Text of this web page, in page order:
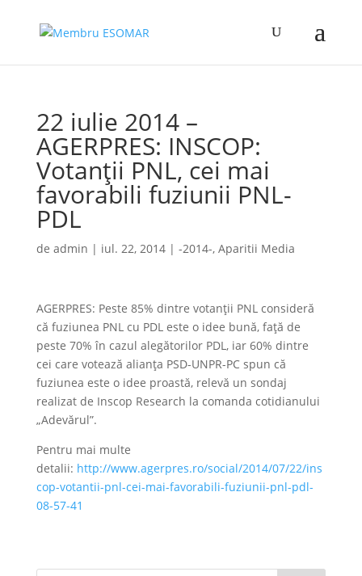
22 iulie 2014 –
AGERPRES: INSCOP:
Votanții PNL, cei mai
favorabili fuziunii PNL-
PDL
de admin | iul. 22, 2014| -2014-, Aparitii Media
AGERPRES: Peste 85% dintre votanții PNL consideră
că fuziunea PNL cu PDL este o idee bună, față de
peste 70% în cazul alegătorilor PDL, iar 60% dintre
cei care votează alianța PSD-UNPR-PC spun că
fuziunea este o idee proastă, relevă un sondaj
realizat de Inscop Research la comanda cotidianului
„Adevărul”.
Pentru mai multe
detalii: http://www.agerpres.ro/social/2014/07/22/ins
cop-votantii-pnl-cei-mai-favorabili-fuziunii-pnl-pdl-
08-57-41